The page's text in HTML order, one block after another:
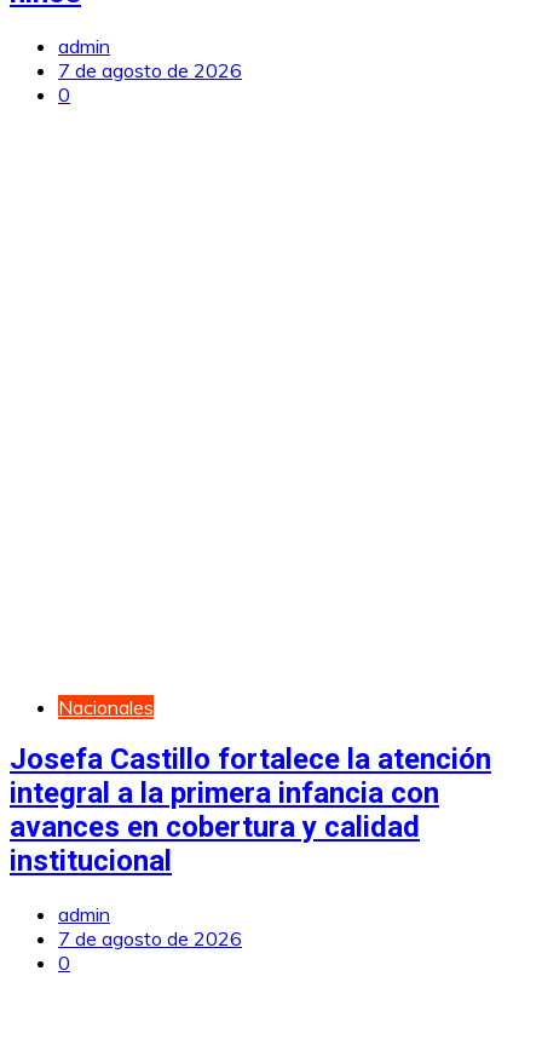
admin
7 de agosto de 2026
0
Nacionales
Josefa Castillo fortalece la atención
integral a la primera infancia con
avances en cobertura y calidad
institucional
admin
7 de agosto de 2026
0